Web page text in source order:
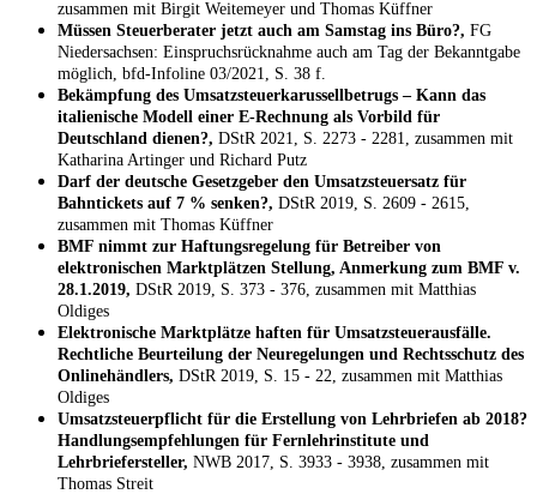
zusammen mit Birgit Weitemeyer und Thomas Küffner
Müssen Steuerberater jetzt auch am Samstag ins Büro?, FG
Niedersachsen: Einspruchsrücknahme auch am Tag der Bekanntgabe
möglich, bfd-Infoline 03/2021, S. 38 f.
Bekämpfung des Umsatzsteuerkarussellbetrugs – Kann das
italienische Modell einer E-Rechnung als Vorbild für
Deutschland dienen?, DStR 2021, S. 2273 - 2281, zusammen mit
Katharina Artinger und Richard Putz
Darf der deutsche Gesetzgeber den Umsatzsteuersatz für
Bahntickets auf 7 % senken?, DStR 2019, S. 2609 - 2615,
zusammen mit Thomas Küffner
BMF nimmt zur Haftungsregelung für Betreiber von
elektronischen Marktplätzen Stellung, Anmerkung zum BMF v.
28.1.2019, DStR 2019, S. 373 - 376, zusammen mit Matthias
Oldiges
Elektronische Marktplätze haften für Umsatzsteuerausfälle.
Rechtliche Beurteilung der Neuregelungen und Rechtsschutz des
Onlinehändlers, DStR 2019, S. 15 - 22, zusammen mit Matthias
Oldiges
Umsatzsteuerpflicht für die Erstellung von Lehrbriefen ab 2018?
Handlungsempfehlungen für Fernlehrinstitute und
Lehrbriefersteller, NWB 2017, S. 3933 - 3938, zusammen mit
Thomas Streit